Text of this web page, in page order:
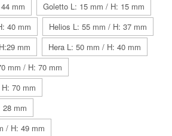
mm
Goletto L: 15 mm / H: 15 mm
40 mm
Helios L: 55 mm / H: 37 mm
mm
Hera L: 50 mm / H: 40 mm
mm / H: 70 mm
70 mm
28 mm
/ H: 49 mm